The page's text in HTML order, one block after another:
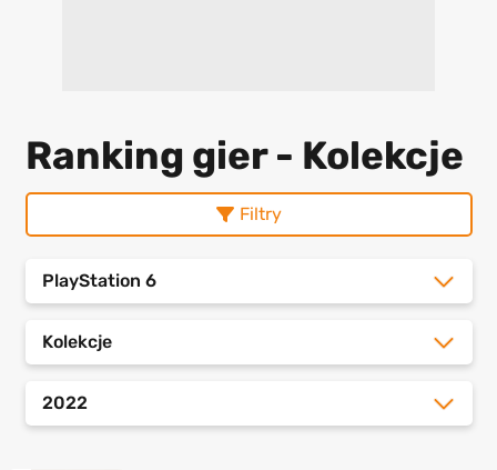
Ranking gier - Kolekcje
Filtry
PlayStation 6
Kolekcje
2022